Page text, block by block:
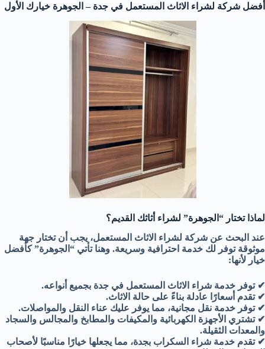
أفضل شركة لشراء الاثاث المستعمل في جدة – الجوهرة خيارك الأول
لماذا تختار “الجوهرة” لشراء أثاثك القديم؟
عند البحث عن شركة لشراء الاثاث المستعمل، يجب أن تختار جهة
موثوقة توفر لك خدمة احترافية وسريعة. وهنا تأتي “الجوهرة” كأفضل
خيار لأنها:
✔ توفر خدمة شراء الاثاث المستعمل في جدة بجميع أنواعه.
✔ تقدم أسعارًا عادلة بناءً على حالة الاثاث.
✔ توفر خدمة نقل مجانية، مما يوفر عليك عناء النقل والمواصلات.
✔ تشتري الأجهزة الكهربائية والمكيفات والمطابخ والمجالس والسجاد
والمعدات الثقيلة.
✔ تقدم خدمة شراء السكراب بجدة، مما يجعلها خيارًا مناسبًا لأصحاب